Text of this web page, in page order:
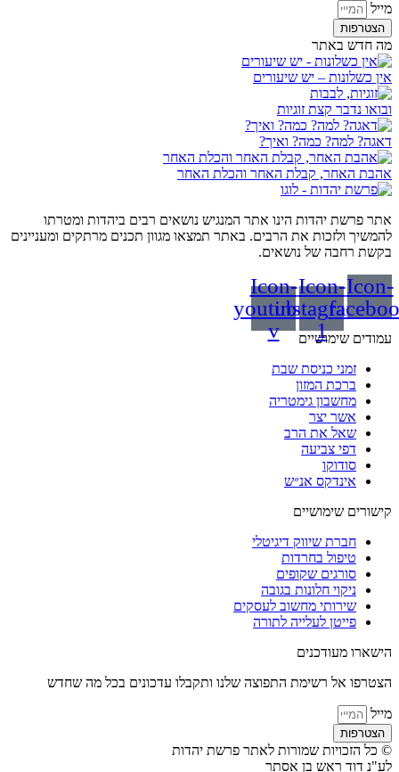
מייל
הצטרפות
מה חדש באתר
אין כשלונות – יש שיעורים
ובואו נדבר קצת זוגיות
דאגה? למה? כמה? ואיך?
אהבת האחר, קבלת האחר והכלת האחר
אתר פרשת יהדות הינו אתר המנגיש נושאים רבים ביהדות ומטרתו
להמשיך ולזכות את הרבים. באתר תמצאו מגוון תכנים מרתקים ומעניינים
בקשת רחבה של נושאים.
Icon-
Icon-
instagram-
1
Icon-
youtube-
v
עמודים שימושיים
זמני כניסת שבת
ברכת המזון
מחשבון גימטריה
אשר יצר
שאל את הרב
דפי צביעה
סודוקו
אינדקס אנ״ש
קישורים שימושיים
חברת שיווק דיגיטלי
טיפול בחרדות
סורגים שקופים
ניקוי חלונות בגובה
שירותי מחשוב לעסקים
פייטן לעלייה לתורה
הישארו מעודכנים
הצטרפו אל רשימת התפוצה שלנו ותקבלו עדכונים בכל מה שחדש
מייל
הצטרפות
© כל הזכויות שמורות לאתר פרשת יהדות
לע"נ דוד ראש בן אסתר